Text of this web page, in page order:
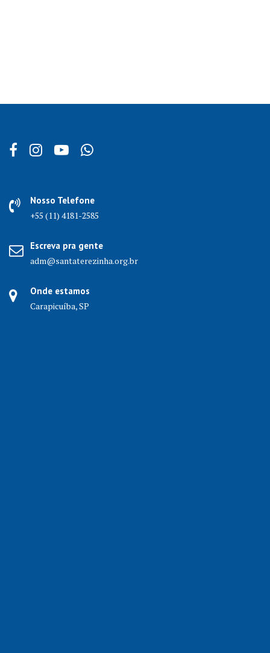
Nosso Telefone
+55 (11) 4181-2585
Escreva pra gente
adm@santaterezinha.org.br
Onde estamos
Carapicuíba, SP